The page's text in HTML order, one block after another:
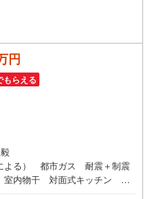
円
もらえる
よる） 都市ガス 耐震＋制震
内物干 対面式キッチン 食